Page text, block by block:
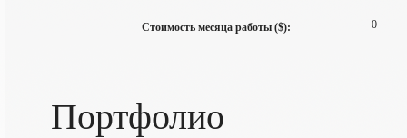
Стоимость месяца работы ($): 0
Портфолио